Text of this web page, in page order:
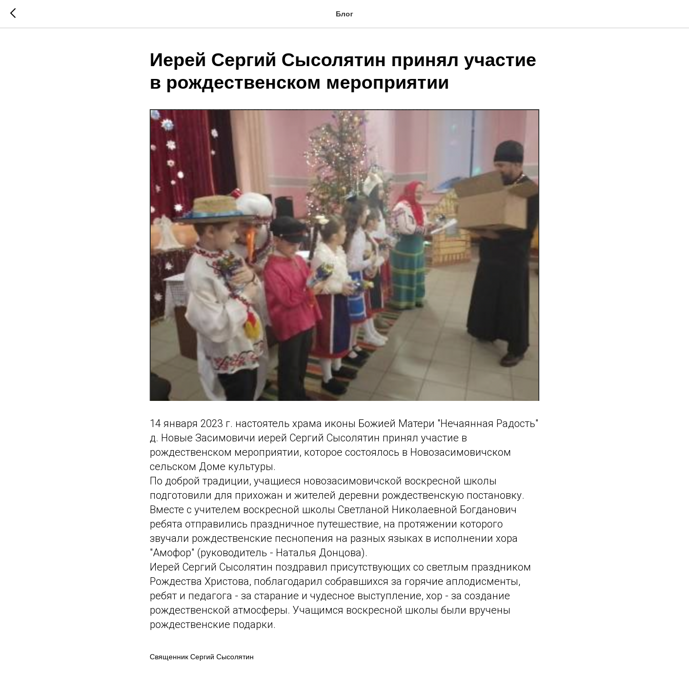
Блог
Иерей Сергий Сысолятин принял участие
в рождественском мероприятии
14 января 2023 г. настоятель храма иконы Божией Матери "Нечаянная Радость"
д. Новые Засимовичи иерей Сергий Сысолятин принял участие в
рождественском мероприятии, которое состоялось в Новозасимовичском
сельском Доме культуры.
По доброй традиции, учащиеся новозасимовичской воскресной школы
подготовили для прихожан и жителей деревни рождественскую постановку.
Вместе с учителем воскресной школы Светланой Николаевной Богданович
ребята отправились праздничное путешествие, на протяжении которого
звучали рождественские песнопения на разных языках в исполнении хора
"Амофор" (руководитель - Наталья Донцова).
Иерей Сергий Сысолятин поздравил присутствующих со светлым праздником
Рождества Христова, поблагодарил собравшихся за горячие аплодисменты,
ребят и педагога - за старание и чудесное выступление, хор - за создание
рождественской атмосферы. Учащимся воскресной школы были вручены
рождественские подарки.
Священник Сергий Сысолятин